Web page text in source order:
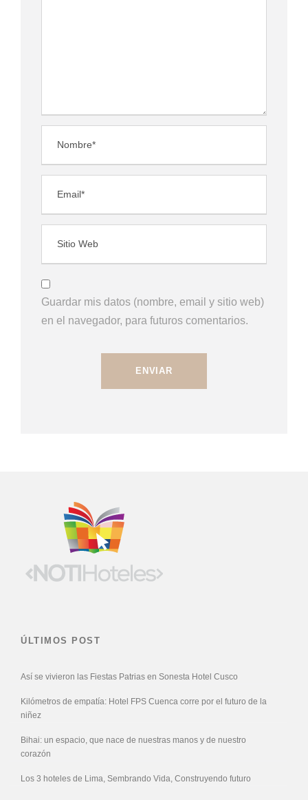
Guardar mis datos (nombre, email y sitio web)
en el navegador, para futuros comentarios.
ÚLTIMOS POST
Así se vivieron las Fiestas Patrias en Sonesta Hotel Cusco
Kilómetros de empatía: Hotel FPS Cuenca corre por el futuro de la
niñez
Bihai: un espacio, que nace de nuestras manos y de nuestro
corazón
Los 3 hoteles de Lima, Sembrando Vida, Construyendo futuro